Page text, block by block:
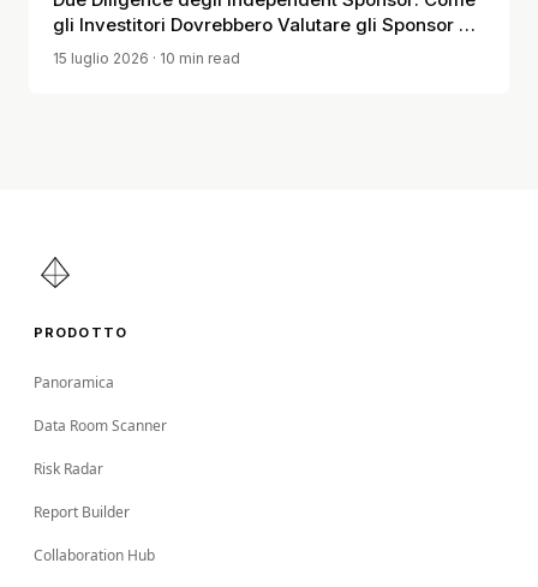
gli Investitori Dovrebbero Valutare gli Sponsor PE
Deal-by-Deal Prima di Impegnare Capitale
15 luglio 2026 · 10 min read
PRODOTTO
Panoramica
Data Room Scanner
Risk Radar
Report Builder
Collaboration Hub